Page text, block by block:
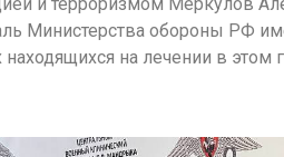
Министерства обороны РФ
на лечении в этом